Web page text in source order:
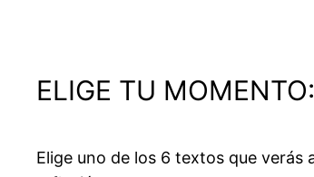
ELIGE TU MOMENTO:
Elige uno de los 6 textos que